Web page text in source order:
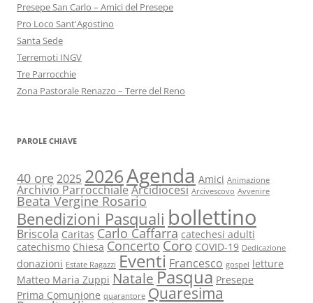
Presepe San Carlo – Amici del Presepe
Pro Loco Sant'Agostino
Santa Sede
Terremoti INGV
Tre Parrocchie
Zona Pastorale Renazzo – Terre del Reno
PAROLE CHIAVE
40 ore 2025 2026Agenda Amici Animazione
Archivio ParrocchialeArcidiocesi Arcivescovo Avvenire
Beata Vergine Rosario
Benedizioni Pasquali bollettino
Briscola Caritas Carlo Caffarra catechesi adulti
catechismo Chiesa Concerto Coro COVID-19 Dedicazione
donazioni Estate Ragazzi Eventi Francesco gospel letture
Matteo Maria Zuppi NatalePasqua Presepe
Prima Comunione quarantore Quaresima